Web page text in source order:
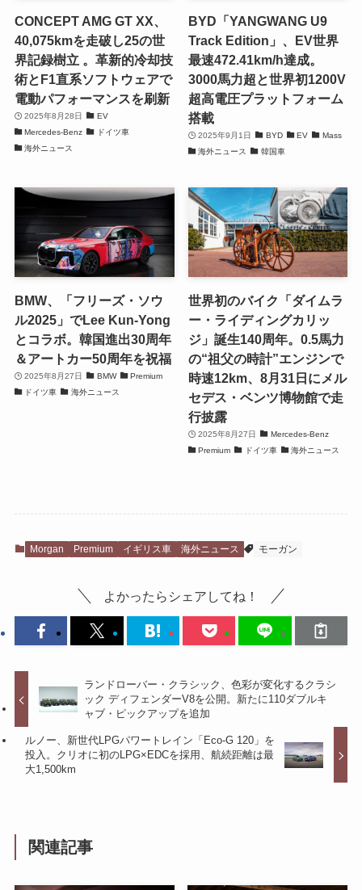
CONCEPT AMG GT XX、
40,075kmを走破し25の世
界記録樹立 。革新的冷却技
術とF1直系ソフトウェアで
電動パフォーマンスを刷新
2025年8月28日
EV
Mercedes-Benz
ドイツ車
海外ニュース
BYD「YANGWANG U9
Track Edition」、EV世界
最速472.41km/h達成。
3000馬力超と世界初1200V
超高電圧プラットフォーム
搭載
2025年9月1日 BYD EV
Mass
海外ニュース
韓国車
BMW、「フリーズ・ソウ
ル2025」でLee Kun-Yong
とコラボ。韓国進出30周年
＆アートカー50周年を祝福
2025年8月27日 BMW
Premium
ドイツ車
海外ニュース
世界初のバイク「ダイムラ
ー・ライディングカリッ
ジ」誕生140周年。0.5馬力
の“祖父の時計”エンジンで
時速12km、8月31日にメル
セデス・ベンツ博物館で走
行披露
2025年8月27日
Mercedes-Benz
Premium
ドイツ車 海外ニュース
Morgan Premium イギリス車 海外ニュース モーガン
よかったらシェアしてね！
ランドローバー・クラシック、色彩が変化するクラシ
ック ディフェンダーV8を公開。新たに110ダブルキ
ャブ・ピックアップを追加
ルノー、新世代LPGパワートレイン「Eco-G 120」を
投入。クリオに初のLPG×EDCを採用、航続距離は最
大1,500km
関連記事